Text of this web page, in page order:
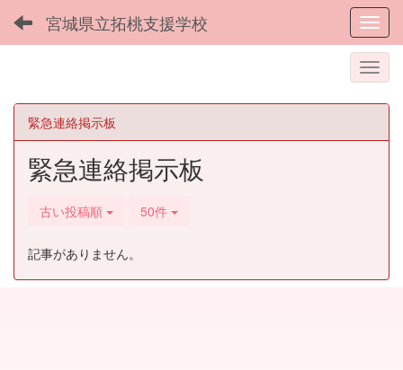
宮城県立拓桃支援学校
緊急連絡掲示板
緊急連絡掲示板
古い投稿順 50件
記事がありません。